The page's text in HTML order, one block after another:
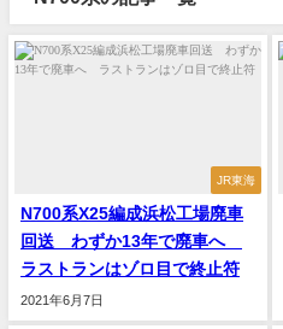
JR東海
N700系X25編成浜松工場廃車
回送 わずか13年で廃車へ
ラストランはゾロ目で終止符
2021年6月7日